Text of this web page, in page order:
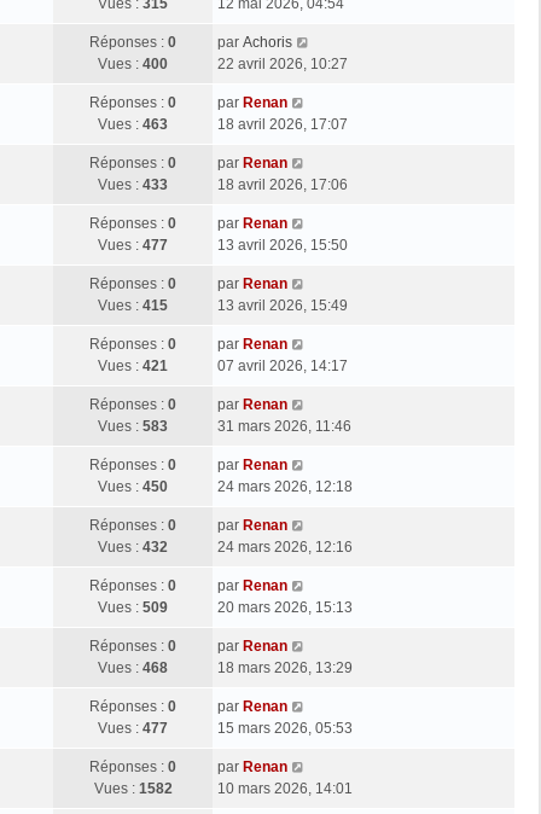
Vues : 315
12 mai 2026, 04:54
Réponses : 0
Vues : 400
par Achoris
22 avril 2026, 10:27
Réponses : 0
Vues : 463
par Renan
18 avril 2026, 17:07
Réponses : 0
Vues : 433
par Renan
18 avril 2026, 17:06
Réponses : 0
Vues : 477
par Renan
13 avril 2026, 15:50
Réponses : 0
Vues : 415
par Renan
13 avril 2026, 15:49
Réponses : 0
Vues : 421
par Renan
07 avril 2026, 14:17
Réponses : 0
Vues : 583
par Renan
31 mars 2026, 11:46
Réponses : 0
Vues : 450
par Renan
24 mars 2026, 12:18
Réponses : 0
Vues : 432
par Renan
24 mars 2026, 12:16
Réponses : 0
Vues : 509
par Renan
20 mars 2026, 15:13
Réponses : 0
Vues : 468
par Renan
18 mars 2026, 13:29
Réponses : 0
Vues : 477
par Renan
15 mars 2026, 05:53
Réponses : 0
Vues : 1582
par Renan
10 mars 2026, 14:01